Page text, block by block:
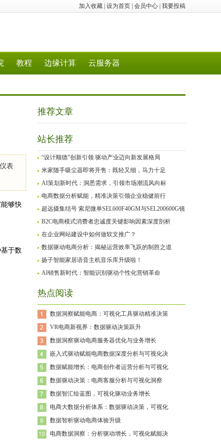
加入收藏 设为首页 会员中心 我要投稿
教程 边缘计算 云服务器
表
够快
于数
推荐文章
站长推荐
“设计顺德”创新引领 驱动产业迈向新发展格局
米家随手吸尘器即将开售：既轻又细，马力十足
AI策划新时代：洞悉需求，引领市场潮流风向标
电商数据分析赋能，精准决策引领企业稳健前行
超远摄集结号 索尼微单SEL600F40GM与SEL200600G镜
B2C电商模式消费者忠诚度关键影响因素深度剖析
在企业网站建设中如何做软文推广？
数据驱动电商分析：揭秘运营效率飞跃的制胜之道
扬子智能家居语音主机音乐库升级啦！
AI销售新时代：智能识别驱动个性化营销革命
热点阅读
数据洞察赋能电商：可视化工具驱动精准决策
VR电商新视界：数据驱动决策跃升
数据洞察驱动电商服务器优化与业务增长
嵌入式驱动赋能电商数据深度分析与可视化决
数据赋能增长：电商创作者运营分析与可视化
数据驱动决策：电商客服分析与可视化洞察
数据智汇绘蓝图，可视化驱动业务增长
电商大数据分析体系：数据驱动决策，可视化
数据智析驱动电商体验升级
电商数据洞察：分析驱动增长，可视化赋能决